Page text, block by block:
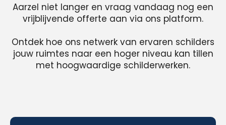
Aarzel niet langer en vraag vandaag nog een
vrijblijvende offerte aan via ons platform.
Ontdek hoe ons netwerk van ervaren schilders
jouw ruimtes naar een hoger niveau kan tillen
met hoogwaardige schilderwerken.